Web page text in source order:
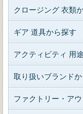
クロージング 衣類
ギア 道具から探す
アクティビティ 用
取り扱いブランド
ファクトリー・ア